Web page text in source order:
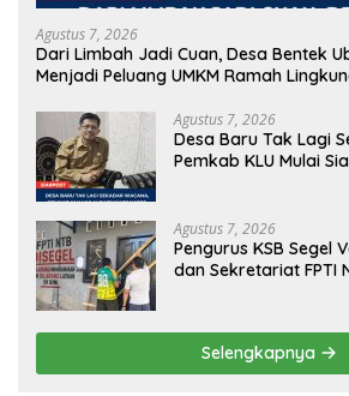
Agustus 7, 2026
Dari Limbah Jadi Cuan, Desa Bentek
Menjadi Peluang UMKM Ramah
Agustus 7, 2026
Desa Baru Tak Lagi
Pemkab KLU Mulai
Agustus 7, 2026
Pengurus KSB Segel
dan Sekretariat FPTI
Selengkapnya